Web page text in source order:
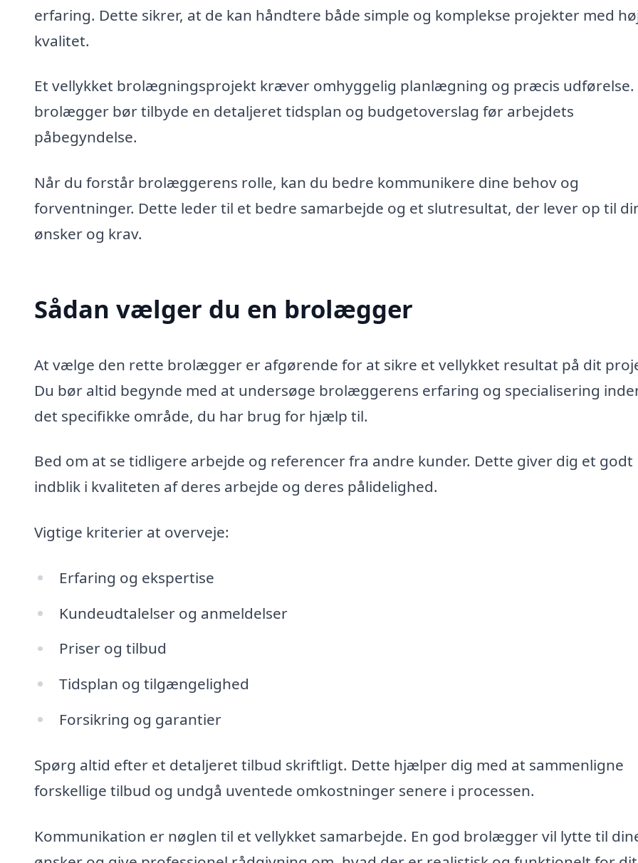
erfaring. Dette sikrer, at de kan håndtere både simple og komplekse projekter med
kvalitet.
Et vellykket brolægningsprojekt kræver omhyggelig planlægning og præcis udførelse.
brolægger bør tilbyde en detaljeret tidsplan og budgetoverslag før arbejdets
påbegyndelse.
Når du forstår brolæggerens rolle, kan du bedre kommunikere dine behov og
forventninger. Dette leder til et bedre samarbejde og et slutresultat, der lever op til
ønsker og krav.
Sådan vælger du en brolægger
At vælge den rette brolægger er afgørende for at sikre et vellykket resultat på dit
Du bør altid begynde med at undersøge brolæggerens erfaring og specialisering
det specifikke område, du har brug for hjælp til.
Bed om at se tidligere arbejde og referencer fra andre kunder. Dette giver dig et godt
indblik i kvaliteten af deres arbejde og deres pålidelighed.
Vigtige kriterier at overveje:
Erfaring og ekspertise
Kundeudtalelser og anmeldelser
Priser og tilbud
Tidsplan og tilgængelighed
Forsikring og garantier
Spørg altid efter et detaljeret tilbud skriftligt. Dette hjælper dig med at sammenligne
forskellige tilbud og undgå uventede omkostninger senere i processen.
Kommunikation er nøglen til et vellykket samarbejde. En god brolægger vil lytte til